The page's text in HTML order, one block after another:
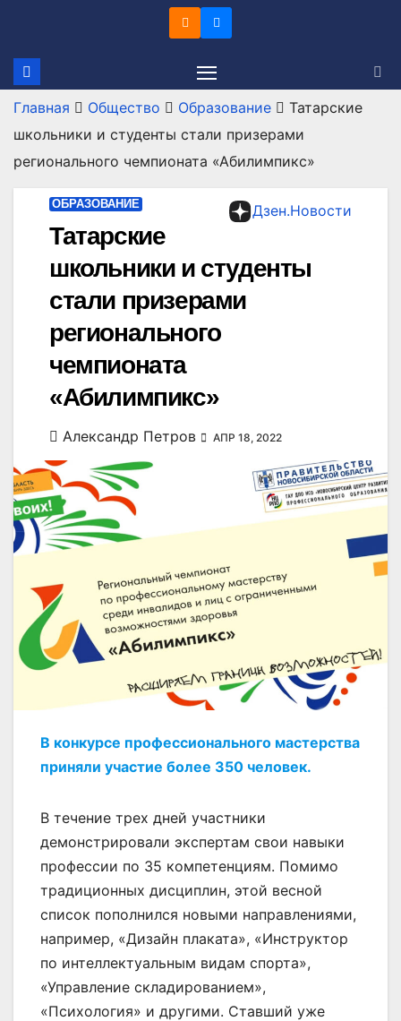
содержимому
Главная Общество Образование
Татарские
школьники и студенты стали призерами
регионального чемпионата «Абилимпикс»
Дзен.Новости
ОБРАЗОВАНИЕ
Татарские
школьники и студенты
стали призерами
регионального
чемпионата
«Абилимпикс»
Александр Петров АПР 18, 2022
В конкурсе профессионального мастерства
приняли участие более 350 человек.
В течение трех дней участники
демонстрировали экспертам свои навыки
профессии по 35 компетенциям. Помимо
традиционных дисциплин, этой весной
список пополнился новыми направлениями,
например, «Дизайн плаката», «Инструктор
по интеллектуальным видам спорта»,
«Управление складированием»,
«Психология» и другими. Ставший уже